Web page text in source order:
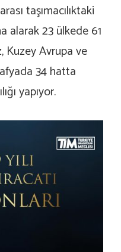
taşımacılıktaki
alarak 23 ülkede 61
Kuzey Avrupa ve
34 hatta
yapıyor.